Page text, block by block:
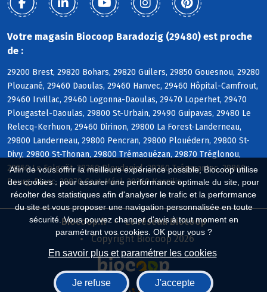
Afin de vous offrir la meilleure expérience possible, Biocoop utilise
des cookies : pour assurer une performance optimale du site, pour
récolter des statistiques afin d'analyser le trafic et la performance
du site et vous proposer une navigation personnalisée en toute
sécurité. Vous pouvez changer d'avis à tout moment en
paramétrant vos cookies. OK pour vous ?
En savoir plus et paramétrer les cookies
Je refuse J'accepte
Votre magasin Biocoop Baradozig (29480) est proche
de :
29200 Brest, 29820 Bohars, 29820 Guilers, 29850 Gouesnou, 29280
Plouzané, 29460 Daoulas, 29460 Hanvec, 29460 Hôpital-Camfrout,
29460 Irvillac, 29460 Logonna-Daoulas, 29470 Loperhet, 29470
Plougastel-Daoulas, 29800 St-Urbain, 29490 Guipavas, 29480 Le
Relecq-Kerhuon, 29460 Dirinon, 29800 La Forest-Landerneau,
29800 Landerneau, 29800 Pencran, 29800 Plouédern, 29800 St-
Divy, 29800 St-Thonan, 29800 Trémaouézan, 29870 Tréglonou,
29260 Le Folgoët, 29260 Ploudaniel, 29260 Trégarantec, 29860
Bourg-Blanc, 29870 Coat-Méal, 29260 Kernilis
Biocoop.fr
Le réseau Biocoop
Copyright Biocoop 2026